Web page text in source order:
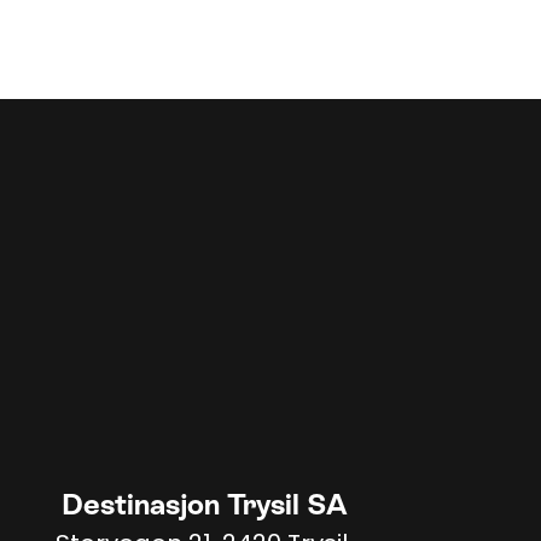
Destinasjon Trysil SA